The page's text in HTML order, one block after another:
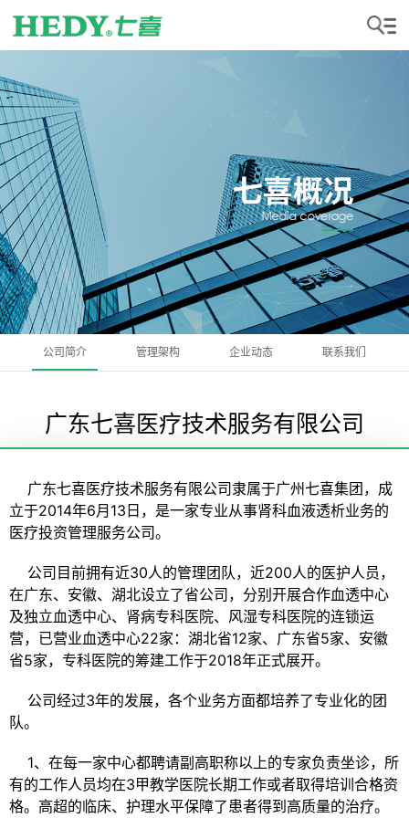
公司简介 管理架构 企业动态 联系我们
广东七喜医疗技术服务有限公司
广东七喜医疗技术服务有限公司隶属于广州七喜集团，成
立于2014年6月13日，是一家专业从事肾科血液透析业务的
医疗投资管理服务公司。
公司目前拥有近30人的管理团队，近200人的医护人员，
在广东、安徽、湖北设立了省公司，分别开展合作血透中心
及独立血透中心、肾病专科医院、风湿专科医院的连锁运
营，已营业血透中心22家：湖北省12家、广东省5家、安徽
省5家，专科医院的筹建工作于2018年正式展开。
公司经过3年的发展，各个业务方面都培养了专业化的团
队。
1、在每一家中心都聘请副高职称以上的专家负责坐诊，所
有的工作人员均在3甲教学医院长期工作或者取得培训合格资
格。高超的临床、护理水平保障了患者得到高质量的治疗。